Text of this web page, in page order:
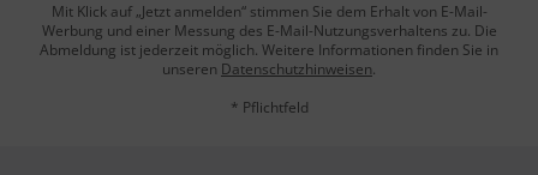
Mit Klick auf „Jetzt anmelden“ stimmen Sie dem Erhalt von E-Mail-
Werbung und einer Messung des E-Mail-Nutzungsverhaltens zu. Die
Abmeldung ist jederzeit möglich. Weitere Informationen finden Sie in
unseren Datenschutzhinweisen.
* Pflichtfeld